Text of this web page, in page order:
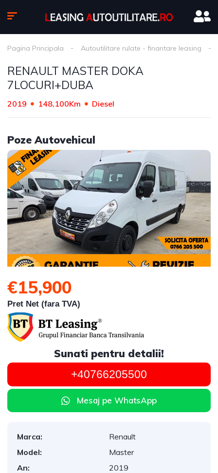
Pagina Principala Autoutilitare rulate - finantare leasing
RENAULT MASTER DOKA
7LOCURI+DUBA
2019 148,100Km Diesel
Poze Autovehicul
€15,900
Pret Net (fara TVA)
Sunati pentru detalii!
+40766205500
Mesaj pe WhatsApp
Marca:
Renault
Model:
Master
An:
2019